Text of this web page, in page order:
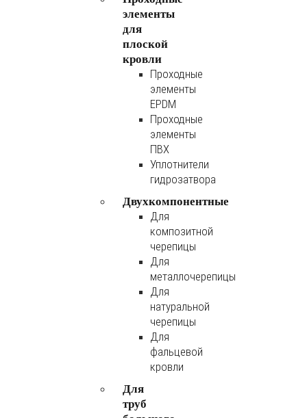
элементы
для
плоской
кровли
Проходные
элементы
EPDM
Проходные
элементы
ПВХ
Уплотнители
гидрозатвора
Двухкомпонентные
Для
композитной
черепицы
Для
металлочерепицы
Для
натуральной
черепицы
Для
фальцевой
кровли
Для
труб